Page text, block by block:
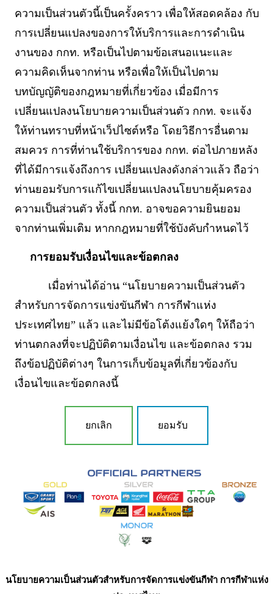
ความเป็นส่วนตัวนี้เป็นครั้งคราว เพื่อให้สอดคล้อง กับ
การเปลี่ยนแปลงของการให้บริการและการดำเนิน
งานของ กกท. หรือเป็นไปตามข้อเสนอแนะและ
ความคิดเห็นจากท่าน หรือเพื่อให้เป็นไปตาม
บทบัญญัติของกฎหมายที่เกี่ยวข้อง เมื่อมีการ
เปลี่ยนแปลงนโยบายความเป็นส่วนตัว กกท. จะแจ้ง
ให้ท่านทราบที่หน้าเว็ปไซต์หรือ โดยวิธีการอื่นตาม
สมควร การที่ท่านใช้บริการของ กกท. ต่อไปภายหลัง
ที่ได้มีการแจ้งถึงการ เปลี่ยนแปลงดังกล่าวแล้ว ถือว่า
ท่านยอมรับการแก้ไขเปลี่ยนแปลงนโยบายคุ้มครอง
ความเป็นส่วนตัว ทั้งนี้ กกท. อาจขอความยินยอม
จากท่านเพิ่มเติม หากกฎหมายที่ใช้บังคับกำหนดไว้
การยอมรับเงื่อนไขและข้อตกลง
เมื่อท่านได้อ่าน “นโยบายความเป็นส่วนตัว
สำหรับการจัดการแข่งขันกีฬา การกีฬาแห่ง
ประเทศไทย” แล้ว และไม่มีข้อโต้งแย้งใดๆ ให้ถือว่า
ท่านตกลงที่จะปฏิบัติตามเงื่อนไข และข้อตกลง รวม
ถึงข้อปฏิบัติต่างๆ ในการเก็บข้อมูลที่เกี่ยวข้องกับ
เงื่อนไขและข้อตกลงนี้
ยกเลิก ยอมรับ
นโยบายความเป็นส่วนตัวสำหรับการจัดการแข่งขันกีฬา การกีฬาแห่ง